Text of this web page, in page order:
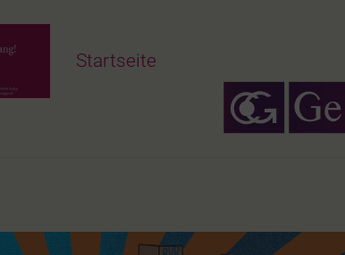
Startseite